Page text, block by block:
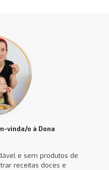
vinda/o à Dona
e sem produtos de
receitas doces e